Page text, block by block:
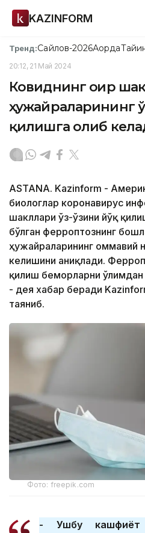
KAZINFORM
Тренд:Сайлов-2026Ақорда
20:12, 21 Май 2024
Ковиднинг оғир
ҳужайраларининг
қилишга олиб
ASTANA. Kazinform -
биологлар коронавирус
шакллари ўз-ўзини йўқ
бўлган ферроптознинг
ҳужайраларининг оммавий
келишини аниқлади.
қилиш беморларни
- дея хабар беради
таяниб.
Фото: freepik.com
- Ушбу кашфиёт